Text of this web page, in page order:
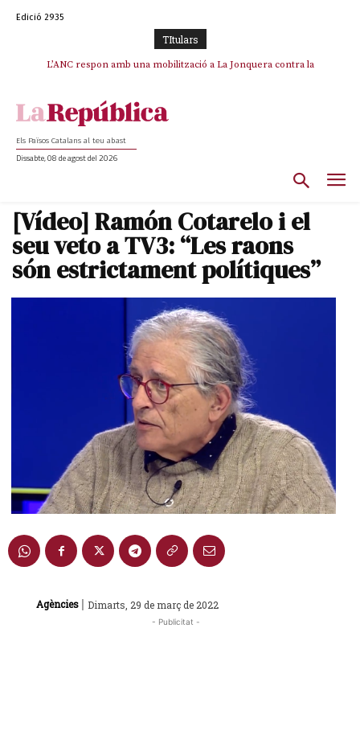
Edició 2935
TItulars
L’ANC respon amb una mobilització a La Jonquera contra la
Els Països Catalans al teu abast
Dissabte, 08 de agost del 2026
[Vídeo] Ramón Cotarelo i el
seu veto a TV3: “Les raons
són estrictament polítiques”
Agències | Dimarts, 29 de març de 2022
- Publicitat -